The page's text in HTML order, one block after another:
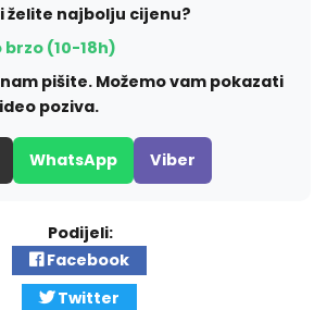
želite najbolju cijenu?
(10-18h)
pišite. Možemo vam pokazati
poziva.
WhatsApp Viber
Podijeli:
Facebook
Twitter